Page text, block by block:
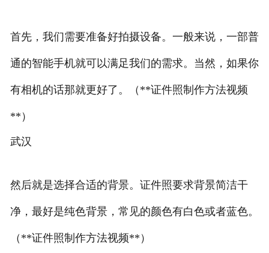
首先，我们需要准备好拍摄设备。一般来说，一部普
通的智能手机就可以满足我们的需求。当然，如果你
有相机的话那就更好了。（**证件照制作方法视频
**）
武汉
然后就是选择合适的背景。证件照要求背景简洁干
净，最好是纯色背景，常见的颜色有白色或者蓝色。
（**证件照制作方法视频**）